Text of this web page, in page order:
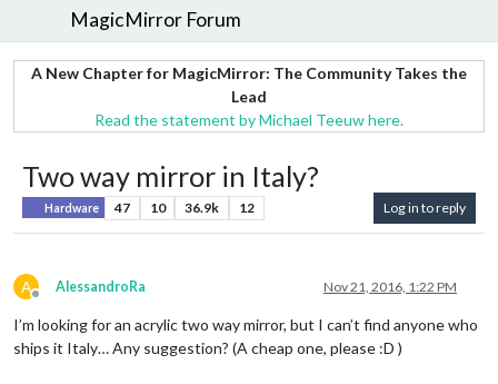
MagicMirror Forum
A New Chapter for MagicMirror: The Community Takes the
Lead
Read the statement by Michael Teeuw here.
Two way mirror in Italy?
Hardware 47 10 36.9k 12 Log in to reply
A
Offline
AlessandroRa Nov 21, 2016, 1:22 PM
I’m looking for an acrylic two way mirror, but I can’t find anyone who
ships it Italy… Any suggestion? (A cheap one, please :D )